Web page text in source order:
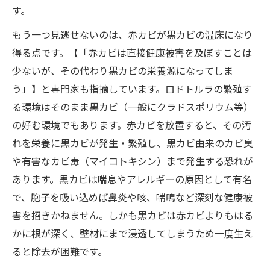
す。
もう一つ見逃せないのは、赤カビが黒カビの温床になり
得る点です。【「赤カビは直接健康被害を及ぼすことは
少ないが、その代わり黒カビの栄養源になってしま
う」】と専門家も指摘しています。ロドトルラの繁殖す
る環境はそのまま黒カビ（一般にクラドスポリウム等）
の好む環境でもあります。赤カビを放置すると、その汚
れを栄養に黒カビが発生・繁殖し、黒カビ由来のカビ臭
や有害なカビ毒（マイコトキシン）まで発生する恐れが
あります。黒カビは喘息やアレルギーの原因として有名
で、胞子を吸い込めば鼻炎や咳、喘鳴など深刻な健康被
害を招きかねません。しかも黒カビは赤カビよりもはる
かに根が深く、壁材にまで浸透してしまうため一度生え
ると除去が困難です。